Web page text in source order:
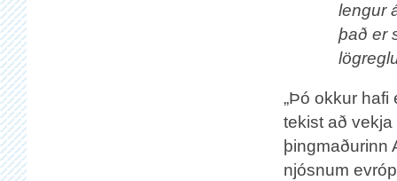
lengur
það er
„Þó okkur hafi
tekist að
þingmaðurinn
njósnum